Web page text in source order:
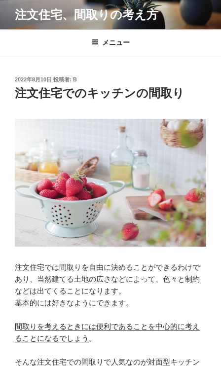
テ
注文住宅、間取りの考え方
メニュー
投
稿
日:
2022年8月10日 投稿者: B
注文住宅でのキッチンの間取り
注文住宅では間取りを自由に決めることができるわけで
あり、当然建てる土地の広さなどによって、色々と制約
などは出てくることになります。
基本的には好きなようにできます。
間取りを考えるときには便利であることを中心的に考え
ることになるでしょう 。
そんな注文住宅での間取りで人気なのが対面型キッチン